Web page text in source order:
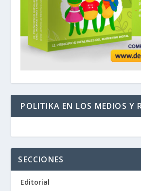
POLITIKA EN LOS MEDIOS Y
SECCIONES
Editorial